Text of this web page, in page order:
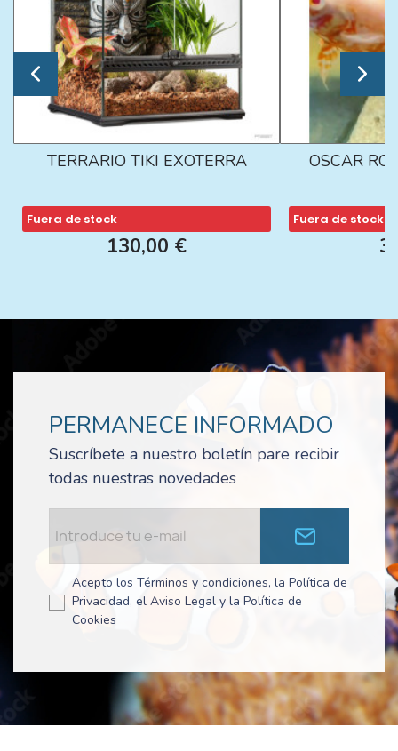
TERRARIO TIKI EXOTERRA
Fuera de stock
130,00 €
OSCAR
Fuera de stock
PERMANECE INFORMADO
Suscríbete a nuestro boletín pare recibir
todas nuestras novedades
Acepto los Términos y condiciones, la Política de
Privacidad, el Aviso Legal y la Política de
Cookies